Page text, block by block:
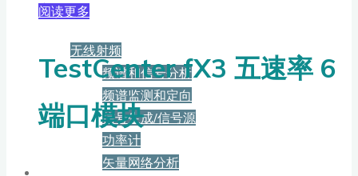
产品
无线射频
频谱和信号分析
频谱监测和定向
信号生成/信号源
功率计
矢量网络分析
阅读更多
TestCenter fX3 五速率 6
端口模块